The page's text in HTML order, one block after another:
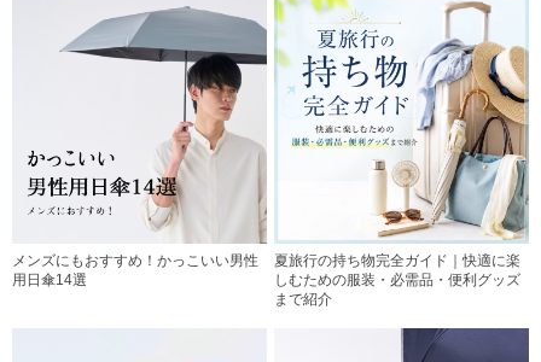
メンズにもおすすめ！かっこいい男性
用日傘14選
夏旅行の持ち物完全ガイド｜快適に楽
しむための服装・必需品・便利グッズ
まで紹介